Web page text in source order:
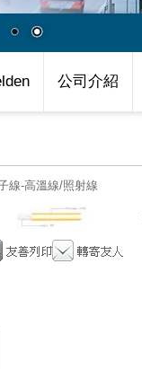
公司介紹
線-高溫線/照射線